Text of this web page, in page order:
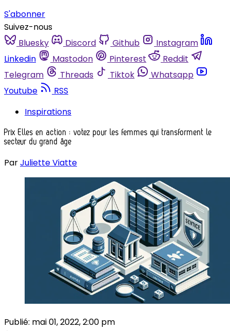
S'abonner
Suivez-nous
Bluesky
Discord Github
Instagram
Linkedin
Mastodon Pinterest
Reddit
Telegram
Threads Tiktok
Whatsapp
Youtube
RSS
Inspirations
Prix Elles en action : votez pour les femmes qui transforment le
secteur du grand âge
ParJuliette Viatte
Publié: mai 01, 2022, 2:00 pm